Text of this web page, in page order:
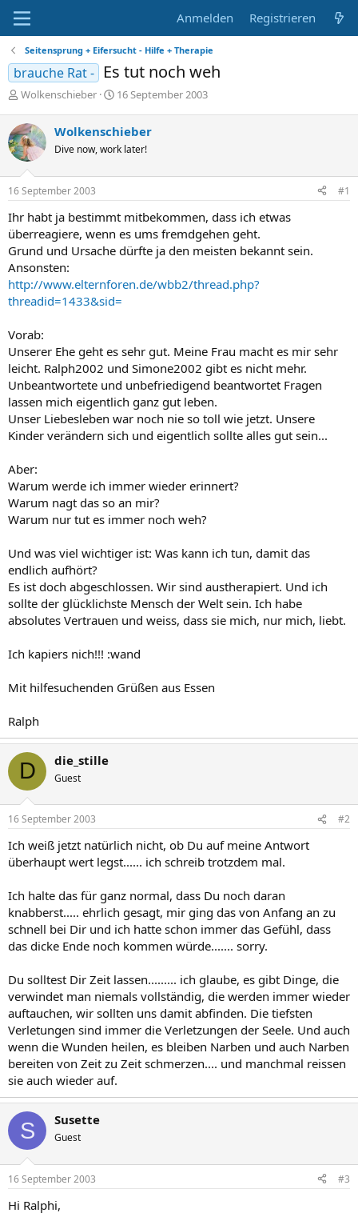
Anmelden Registrieren
Seitensprung + Eifersucht - Hilfe + Therapie
brauche Rat - Es tut noch weh
E
s
t
e
l
l
e
Wolkenschieber
E
t
e
l
m
16 September 2003
Wolkenschieber
Dive now, work later!
16 September 2003 #1
Ihr habt ja bestimmt mitbekommen, dass ich etwas
überreagiere, wenn es ums fremdgehen geht.
Grund und Ursache dürfte ja den meisten bekannt sein.
Ansonsten:
http://www.elternforen.de/wbb2/thread.php?
threadid=1433&sid=
Vorab:
Unserer Ehe geht es sehr gut. Meine Frau macht es mir sehr
leicht. Ralph2002 und Simone2002 gibt es nicht mehr.
Unbeantwortete und unbefriedigend beantwortet Fragen
lassen mich eigentlich ganz gut leben.
Unser Liebesleben war noch nie so toll wie jetzt. Unsere
Kinder verändern sich und eigentlich sollte alles gut sein...
Aber:
Warum werde ich immer wieder erinnert?
Warum nagt das so an mir?
Warum nur tut es immer noch weh?
Und was viel wichtiger ist: Was kann ich tun, damit das
endlich aufhört?
Es ist doch abgeschlossen. Wir sind austherapiert. Und ich
sollte der glücklichste Mensch der Welt sein. Ich habe
absolutes Vertrauen und weiss, dass sie mich, nur mich, liebt.
Ich kapiers nich!!! :wand
Mit hilfesuchenden Grüßen aus Essen
Ralph
D die_stille
Guest
16 September 2003 #2
Ich weiß jetzt natürlich nicht, ob Du auf meine Antwort
überhaupt wert legst...... ich schreib trotzdem mal.
Ich halte das für ganz normal, dass Du noch daran
knabberst..... ehrlich gesagt, mir ging das von Anfang an zu
schnell bei Dir und ich hatte schon immer das Gefühl, dass
das dicke Ende noch kommen würde....... sorry.
Du solltest Dir Zeit lassen......... ich glaube, es gibt Dinge, die
verwindet man niemals vollständig, die werden immer wieder
auftauchen, wir sollten uns damit abfinden. Die tiefsten
Verletungen sind immer die Verletzungen der Seele. Und auch
wenn die Wunden heilen, es bleiben Narben und auch Narben
bereiten von Zeit zu Zeit schmerzen.... und manchmal reissen
sie auch wieder auf.
S Susette
Guest
16 September 2003 #3
Hi Ralphi,